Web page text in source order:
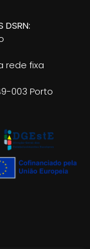
DSRN:
rede fixa
003 Porto